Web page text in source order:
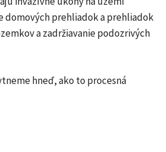
domových prehliadok a prehliadok
a zadržiavanie podozrivých
hneď, ako to procesná